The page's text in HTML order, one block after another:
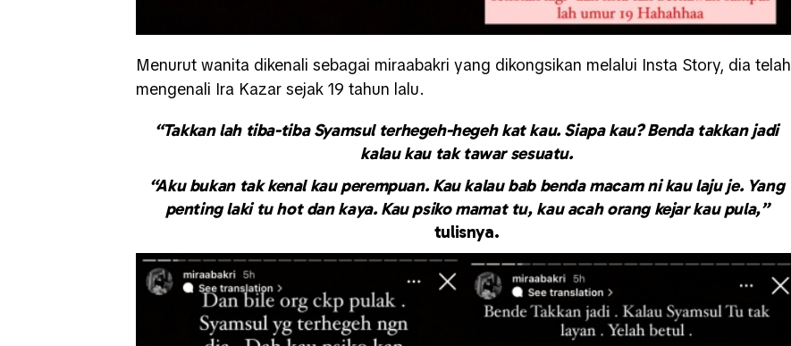
Menurut wanita dikenali sebagai miraabakri yang dikongsikan melalui Insta Story, dia telah
mengenali Ira Kazar sejak 19 tahun lalu.
“Takkan lah tiba-tiba Syamsul terhegeh-hegeh kat kau. Siapa kau? Benda takkan jadi
kalau kau tak tawar sesuatu.
“Aku bukan tak kenal kau perempuan. Kau kalau bab benda macam ni kau laju je. Yang
penting laki tu hot dan kaya. Kau psiko mamat tu, kau acah orang kejar kau pula,”
tulisnya.